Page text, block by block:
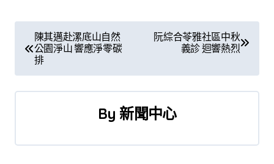
章
導
陳其邁赴漯底山自然
公園淨山 響應淨零碳
排
阮綜合苓雅社區中秋
義診 迴響熱烈
By 新聞中心